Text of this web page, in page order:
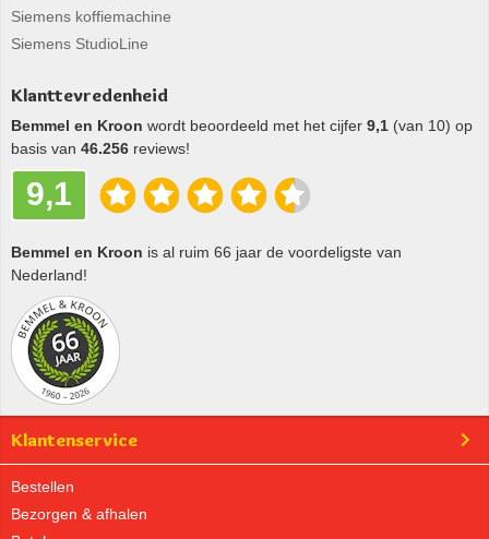
Siemens koffiemachine
Siemens StudioLine
Klanttevredenheid
Bemmel en Kroon wordt beoordeeld met het cijfer 9,1 (van 10) op
basis van 46.256 reviews!
9,1
Bemmel en Kroon is al ruim 66 jaar de voordeligste van
Nederland!
Klantenservice
Bestellen
Bezorgen & afhalen